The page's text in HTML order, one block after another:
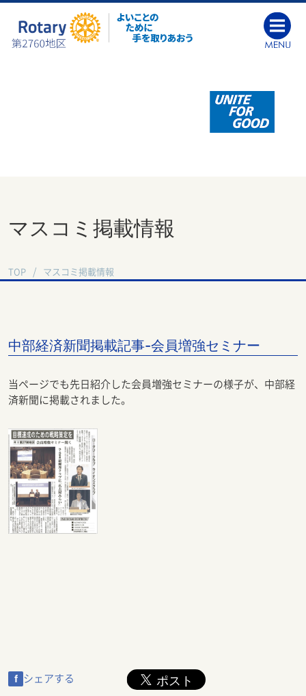
マスコミ掲載情報
TOP マスコミ掲載情報
中部経済新聞掲載記事-会員増強セミナー
当ページでも先日紹介した会員増強セミナーの様子が、中部経
済新聞に掲載されました。
f シェアする